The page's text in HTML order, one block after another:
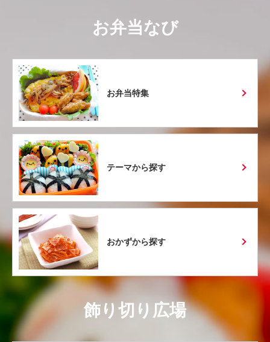
お弁当なび
お弁当特集
テーマから探す
おかずから探す
飾り切り広場